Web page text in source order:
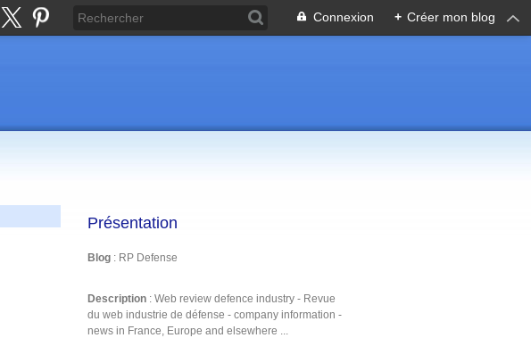
Connexion + Créer mon blog
Présentation
Blog : RP Defense
Description : Web review defence industry - Revue
du web industrie de défense - company information -
news in France, Europe and elsewhere ...